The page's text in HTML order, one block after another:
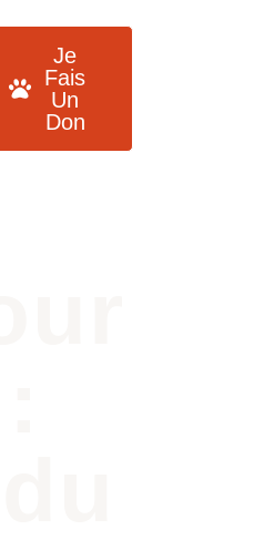
Je
Fais
Un
Don